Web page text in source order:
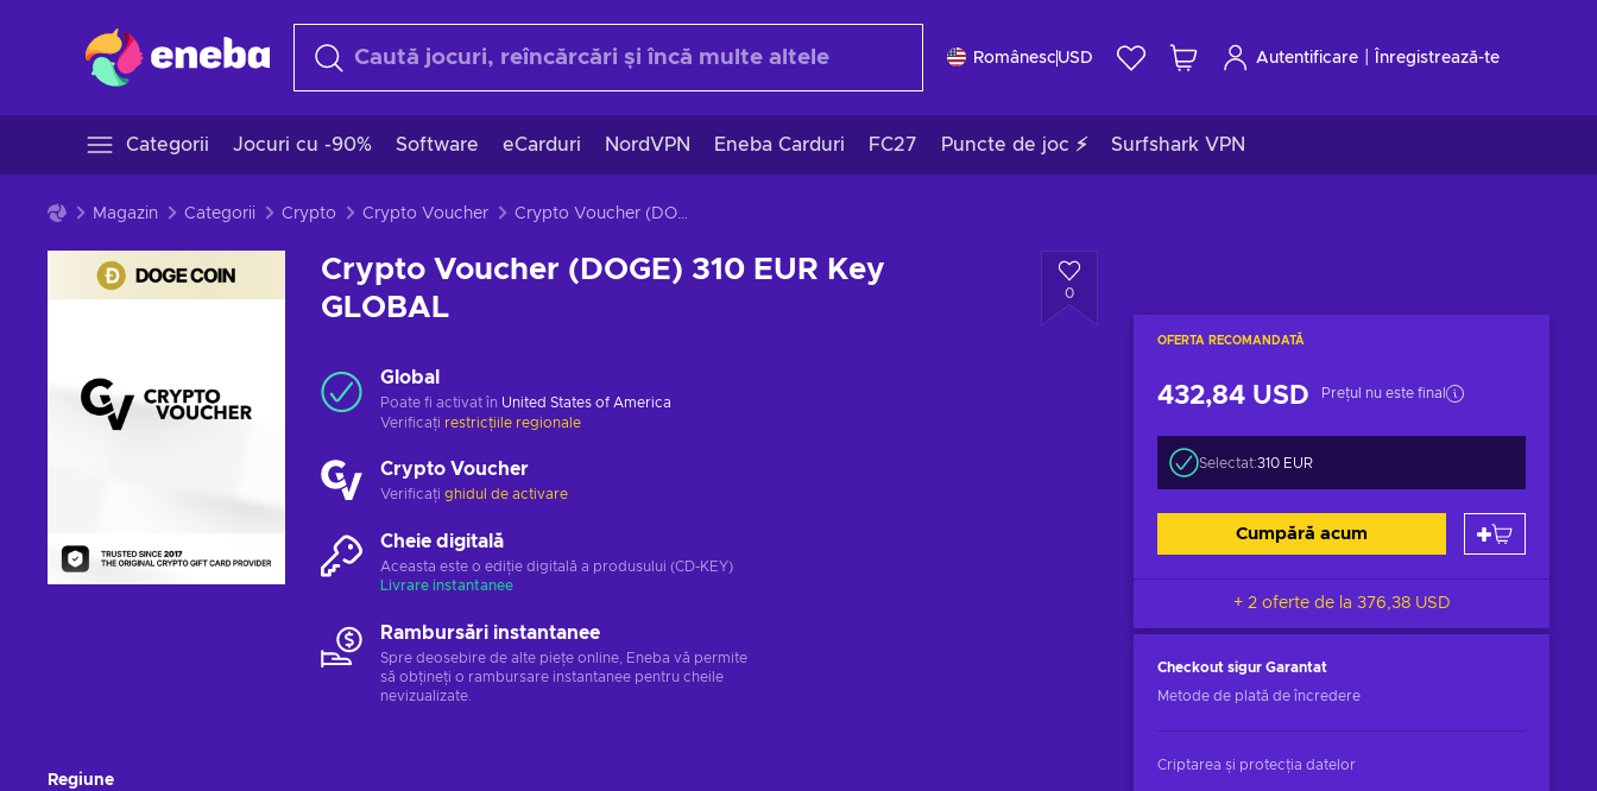
Românesc USD Autentificare Înregistrează-te
Categorii Jocuri cu -90% Software eCarduri NordVPN Eneba Carduri FC27 Puncte de joc ⚡ Surfshark VPN
Magazin Categorii Crypto Crypto Voucher Crypto Voucher (DOGE) 310 EUR Key GLOBAL
Crypto Voucher (DOGE) 310 EUR Key
GLOBAL
0
OFERTA RECOMANDATĂ
432,84 USD Prețul nu este final
Selectat:310 EUR
Cumpără acum
+ 2 oferte de la 376,38 USD
Checkout sigur Garantat
Metode de plată de încredere
Criptarea și protecția datelor
Global
Poate fi activat în United States of America
Verificați restricțiile regionale
Crypto Voucher
Verificați ghidul de activare
Cheie digitală
Aceasta este o ediție digitală a produsului (CD-KEY)
Livrare instantanee
Rambursări instantanee
Spre deosebire de alte piețe online, Eneba vă permite
să obțineți o rambursare instantanee pentru cheile
nevizualizate.
Regiune